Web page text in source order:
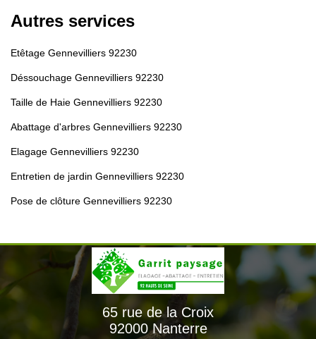
Autres services
Etêtage Gennevilliers 92230
Déssouchage Gennevilliers 92230
Taille de Haie Gennevilliers 92230
Abattage d'arbres Gennevilliers 92230
Elagage Gennevilliers 92230
Entretien de jardin Gennevilliers 92230
Pose de clôture Gennevilliers 92230
65 rue de la Croix
92000 Nanterre